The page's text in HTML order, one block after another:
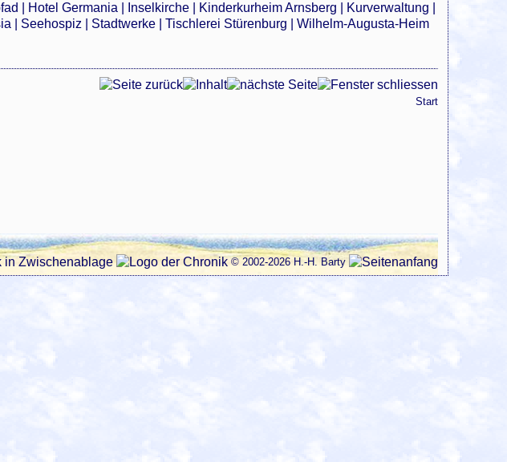
Hotel Germania Inselkirche Kinderkurheim Arnsberg Kurverwaltung
Seehospiz Stadtwerke |Tischlerei Stürenburg |Wilhelm-Augusta-Heim
Start
© 2002-2026 H.-H. Barty